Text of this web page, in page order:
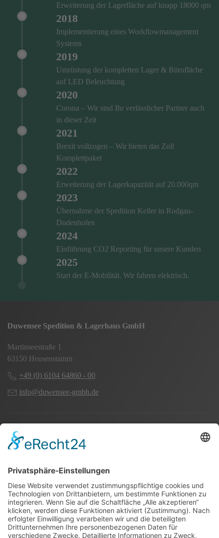
Erweiterung der Lagerfläche auf knapp 18000 qm
2018
Implementierung eines Workflowmanagement
Systems
2019
Umrüstung der kompletten Lager & Bürofläche
auf LED Beleuchtung
2020
Corona – Wir sind Ihr verlässlicher Partner auch
in dieser Zeit
2021
Brexit vollzogen – Wir bieten das Zoll
Komplettpaket
2022
Erweiterung der Lagerkapazität auf 20.000qm
2023
Übernahme der Spedition Keller in Rodgau-
Dudenhofen
2024
Einführung CO2 Reporting für unsere Kunden
2025
Start der E-Mobilität. Wir fahren elektrisch.
Duwensee Spedition & Lagerhaus GmbH
Martinseestraße 1
63150 Heusenstamm
+49 (0) 6104 64860 - 00
info@duwensee-gmbh.de
Spezialisten für:
Nahverkehr Transport Rhein-Main
UK-Transporte
Lagerlogistik